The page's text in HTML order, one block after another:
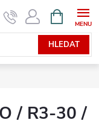
HLEDAT
NÁKUPNÍ
KOŠÍK
/ R3-30 /